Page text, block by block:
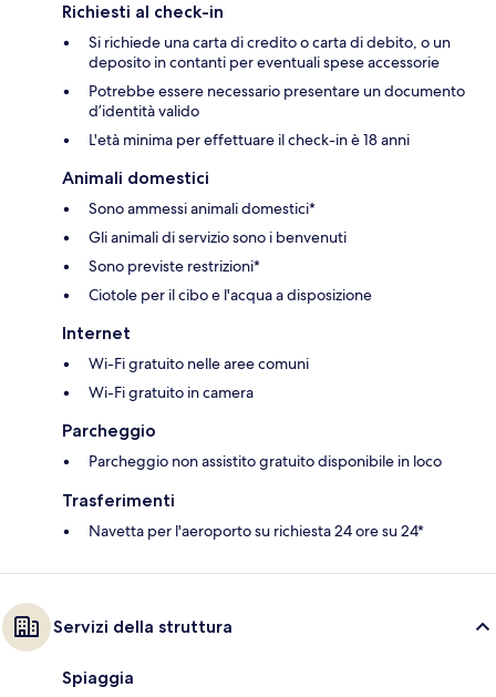
Richiesti al check-in
Si richiede una carta di credito o carta di debito, o un
deposito in contanti per eventuali spese accessorie
Potrebbe essere necessario presentare un documento
d’identità valido
L'età minima per effettuare il check-in è 18 anni
Animali domestici
Sono ammessi animali domestici*
Gli animali di servizio sono i benvenuti
Sono previste restrizioni*
Ciotole per il cibo e l'acqua a disposizione
Internet
Wi-Fi gratuito nelle aree comuni
Wi-Fi gratuito in camera
Parcheggio
Parcheggio non assistito gratuito disponibile in loco
Trasferimenti
Navetta per l'aeroporto su richiesta 24 ore su 24*
Servizi della struttura
Spiaggia